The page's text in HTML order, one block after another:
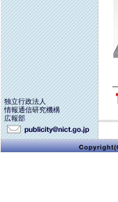
独立行政法人
情報通信研究機構
広報部